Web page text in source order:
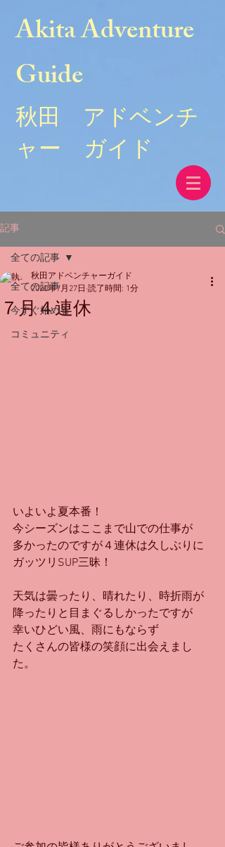
Akita Adventure
Guide
秋田 アドベンチ
ャー ガイド
記事
全ての記事
今すぐ始める
コミュニティ
全ての記事
７月４連休
秋田アドベンチャーガイド
2020年7月27日 読了時間: 1分
いよいよ夏本番！
今シーズンはここまで山での仕事が
多かったのですが４連休は久しぶりに
ガッツリSUP三昧！
天気は曇ったり、晴れたり、時折雨が
降ったりと目まぐるしかったですが
幸いひどい風、雨にもならず
たくさんの皆様の笑顔に出会えまし
た。